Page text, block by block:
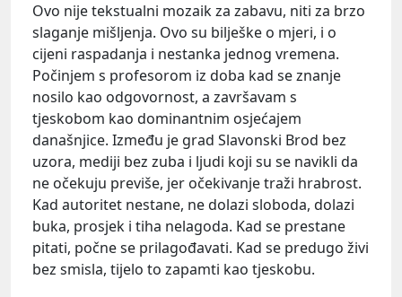
Ovo nije tekstualni mozaik za zabavu, niti za brzo
slaganje mišljenja. Ovo su bilješke o mjeri, i o
cijeni raspadanja i nestanka jednog vremena.
Počinjem s profesorom iz doba kad se znanje
nosilo kao odgovornost, a završavam s
tjeskobom kao dominantnim osjećajem
današnjice. Između je grad Slavonski Brod bez
uzora, mediji bez zuba i ljudi koji su se navikli da
ne očekuju previše, jer očekivanje traži hrabrost.
Kad autoritet nestane, ne dolazi sloboda, dolazi
buka, prosjek i tiha nelagoda. Kad se prestane
pitati, počne se prilagođavati. Kad se predugo živi
bez smisla, tijelo to zapamti kao tjeskobu.